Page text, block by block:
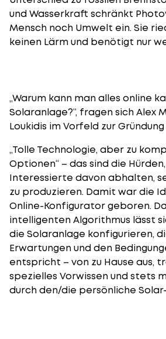
und Wasserkraft schränkt
Mensch noch Umwelt ein. Sie
keinen Lärm und benötigt nur
„Warum kann man alles online
Solaranlage?“, fragen sich Alex
Loukidis im Vorfeld zur
„Tolle Technologie, aber zu
Optionen“ – das sind die
Interessierte davon abhalten,
zu produzieren. Damit war die
Online-Konfiguratorgeboren.
intelligenten Algorithmus lässt
die Solaranlage konfigurieren,
Erwartungen und den
entspricht – von zu Hause aus,
spezielles Vorwissen und stets
durch den/die persönliche